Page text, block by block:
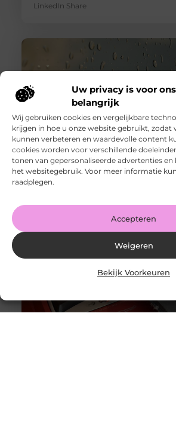
Uw privacy is voor ons
belangrijk
Wij gebruiken cookies en vergelijkbare
krijgen in hoe u onze website gebruikt, zodat
kunnen verbeteren en waardevolle content
cookies worden voor verschillende
tonen van gepersonaliseerde advertenties en
het websitegebruik. Voor meer informatie
raadplegen.
Accepteren
Weigeren
Bekijk Voorkeuren
LinkedIn Share
Wanneer schakel je een glaszetter in
hem verwachten?
Goed artikel? Deel hem dan op: Share